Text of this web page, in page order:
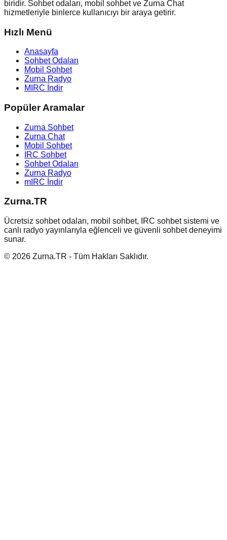
biridir. Sohbet odaları, mobil sohbet ve Zurna Chat
hizmetleriyle binlerce kullanıcıyı bir araya getirir.
Hızlı Menü
Anasayfa
Sohbet Odaları
Mobil Sohbet
Zurna Radyo
MIRC İndir
Popüler Aramalar
Zurna Sohbet
Zurna Chat
Mobil Sohbet
IRC Sohbet
Sohbet Odaları
Zurna Radyo
mIRC İndir
Zurna.TR
Ücretsiz sohbet odaları, mobil sohbet, IRC sohbet sistemi ve
canlı radyo yayınlarıyla eğlenceli ve güvenli sohbet deneyimi
sunar.
© 2026 Zurna.TR - Tüm Hakları Saklıdır.